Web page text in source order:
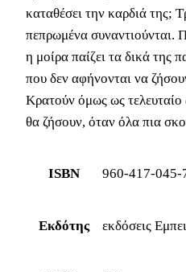
καταθέσει την καρδιά της;
πεπρωμένα συναντιούνται.
η μοίρα παίζει τα δικά της
που δεν αφήνονται να
Κρατούν όμως ως
θα ζήσουν, όταν όλα πια
ISBN 960-417-045-
Εκδότης εκδόσεις